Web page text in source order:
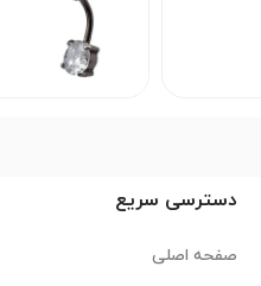
دسترسی سریع
صفحه اصلی